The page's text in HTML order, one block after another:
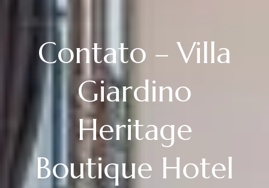
Contato – Villa
Giardino
Heritage
Boutique Hotel